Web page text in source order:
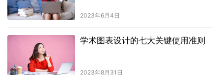
2023年6月4日
学术图表设计的七大关键使用准则
2023年8月31日